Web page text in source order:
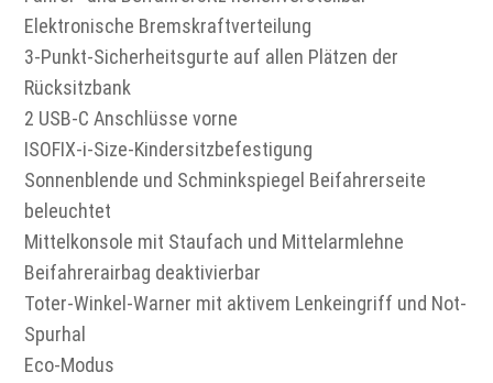
Elektronische Bremskraftverteilung
3-Punkt-Sicherheitsgurte auf allen Plätzen der
Rücksitzbank
2 USB-C Anschlüsse vorne
ISOFIX-i-Size-Kindersitzbefestigung
Sonnenblende und Schminkspiegel Beifahrerseite
beleuchtet
Mittelkonsole mit Staufach und Mittelarmlehne
Beifahrerairbag deaktivierbar
Toter-Winkel-Warner mit aktivem Lenkeingriff und Not-
Spurhal
Eco-Modus